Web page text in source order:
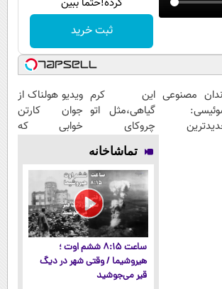
ثبت خرید
مصنوعی این کرم
گیاهی،مثل اتو
چروکای
پوستتوصاف
میکنه!50%تخفیف
ویدیو هولناک از
جوان کارتن
خوابی که
تماشاخانه
ساعت ۸:۱۵ ششم اوت ؛
هیروشیما / وقتی شهر در دیگ
قیر می‌جوشید